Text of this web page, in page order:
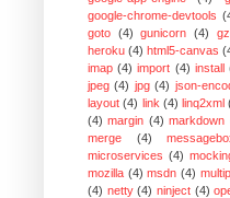
google-chrome-devtools
goto (4) gunicorn (4)
heroku (4) html5-canvas
imap (4) import (4) install
jpeg (4) jpg (4) json-
layout (4) link (4) linq2xml
(4) margin (4) markdown
merge
(4)
microservices (4)
mozilla (4) msdn (4)
(4) netty (4) ninject (4)